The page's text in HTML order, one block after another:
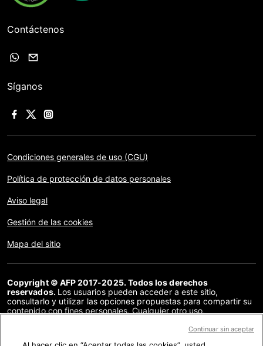
Contáctenos
Síganos
Condiciones generales de uso (CGU)
Política de protección de datos personales
Aviso legal
Gestión de las cookies
Mapa del sitio
Copyright © AFP 2017-2025. Todos los derechos
reservados. Los usuarios pueden acceder a este sitio,
consultarlo y utilizar las opciones propuestas para compartir su
contenido con fines personales. Cualquier otro uso,
distribución del contenido de este sitio, en su totalidad o en
Continuar sin aceptar